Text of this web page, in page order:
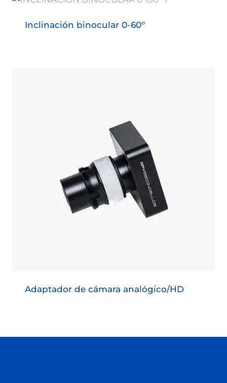
Inclinación binocular 0-60°
Adaptador de cámara analógico/HD